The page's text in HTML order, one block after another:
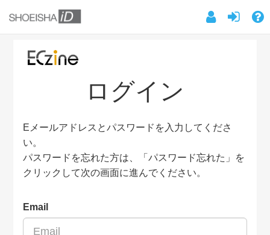
ログイン
Eメールアドレスとパスワードを入力してくださ
い。
パスワードを忘れた方は、「パスワード忘れた」を
クリックして次の画面に進んでください。
Email